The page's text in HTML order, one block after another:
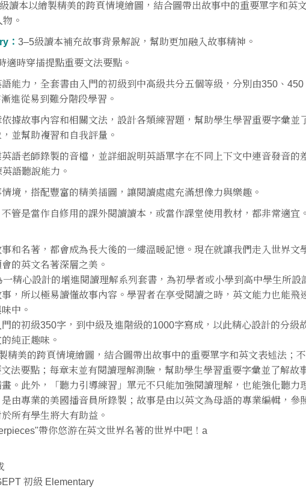
讀本以繪製精美的跨頁情境繪圖，結合圖帶出故事中的重要單字和英
。
：3–5級讀本補充故事背景解說，幫助更加融入故事精神。
適時穿插提點重要文法要點。
能力，全套書由入門的初級到中高級共分五個等級，分別由350、450
進從易到難分階段學習。
依據故事內容和相關文法，設計各類練習題，幫助學生學習重要字彙並
並幫助複習和自我評量。
語老師錄製的音檔，並詳細說明英語單字在不同上下文中連音發音的
語聽說能力。
境，搭配豐富的精美插圖，讓閱讀處處充滿想像力與樂趣。
管是當作自修用的課外閱讀讀本，或當作課堂使用教材，都非常適宜。
和名著，都會成為長大後的一縷溫暖記憶。現在就讓我們走入世界文
的英文名著深層之美。
一精心設計的增進閱讀理解系列套書，為初學者或小學到高中學生所設
，所以極易讀懂故事內容。學習者在享受閱讀之時，英文能力也能飛
中。
的初級350字，到中級及進階級的1000字寫成，以此精心設計的分級
純正趣味。
精美的跨頁情境繪圖，結合圖帶出故事中的重要單字和英文表述法；
法要點；每章末並有閱讀理解測驗，幫助學生學習重要字彙並了解故
。此外，「聽力引導練習」單元不只能加強閱讀理解，也能強化聽力
由專業的美國播音員所錄製；故事是由以英文為母語的專業編輯，參
所有學生將大有助益。
帶你悠游在英文世界名著的世界中吧！a
初級 Elementary